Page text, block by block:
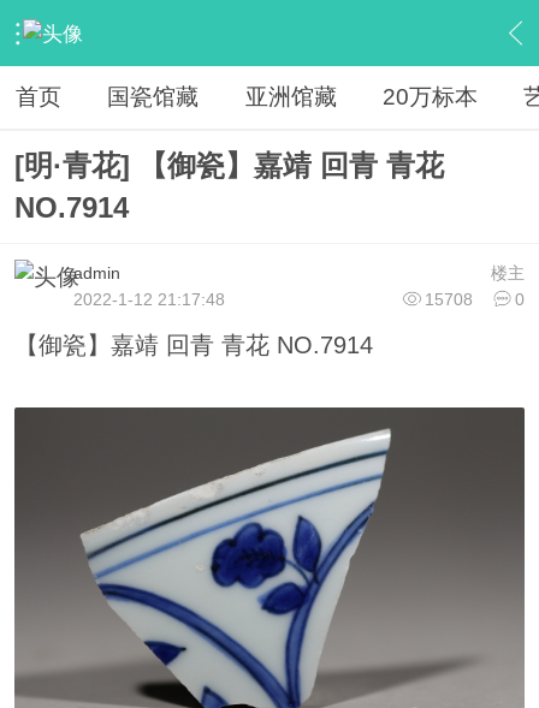
› 馆藏 › 20万古瓷标本 › 内容
首页 国瓷馆藏 亚洲馆藏 20万标本
[明·青花] 【御瓷】嘉靖 回青 青花
NO.7914
楼主
admin
15708
0
2022-1-12 21:17:48
【御瓷】嘉靖 回青 青花 NO.7914